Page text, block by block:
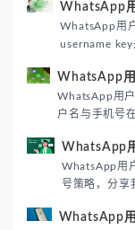
WhatsApp
WhatsApp用
username
境团队高效触
WhatsApp
WhatsApp用
户名与手机号
际差异，帮助
WhatsApp
WhatsApp用
号策略，分享
性直接影响转
WhatsApp